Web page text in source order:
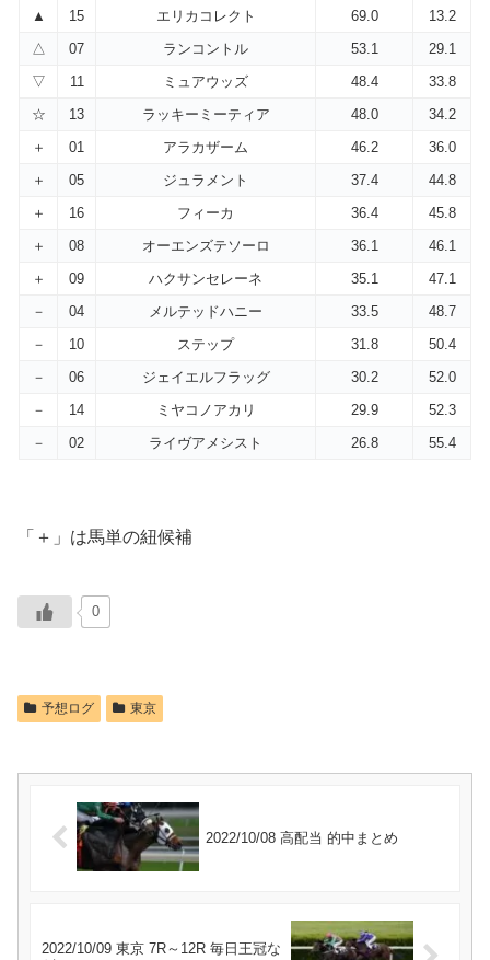
▲
15 エリカコレクト 69.0
13.2
△
07 ランコントル 53.1
29.1
▽
11 ミュアウッズ 48.4
33.8
☆
13 ラッキーミーティア 48.0
34.2
＋
01 アラカザーム 46.2
36.0
＋
05 ジュラメント 37.4
44.8
＋
16 フィーカ 36.4
45.8
＋
08 オーエンズテソーロ 36.1
46.1
＋
09 ハクサンセレーネ 35.1
47.1
－
04 メルテッドハニー 33.5
48.7
－
10 ステップ 31.8
50.4
－
06 ジェイエルフラッグ 30.2
52.0
－
14 ミヤコノアカリ 29.9
52.3
－
02 ライヴアメシスト 26.8 55.4
「＋」は馬単の紐候補
0
予想ログ 東京
2022/10/08 高配当 的中まとめ
2022/10/09 東京 7R～12R 毎日王冠な